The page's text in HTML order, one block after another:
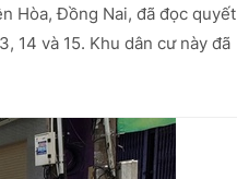
Hòa, Đồng Nai, đã đọc quyết
14 và 15. Khu dân cư này đã